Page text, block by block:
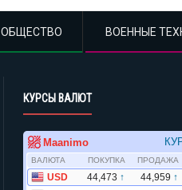
ОБЩЕСТВО ВОЕННЫЕ
КУРСЫ ВАЛЮТ